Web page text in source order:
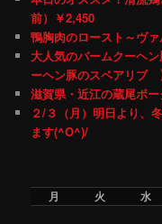
前）￥2,450
鴨胸肉のロースト～ヴ
大人気のバームクーヘ
ーヘン豚のスペアリブ
滋賀県・近江の蔵尾ポ
２/３（月）明日より、
ます(^O^)/
月 火 水